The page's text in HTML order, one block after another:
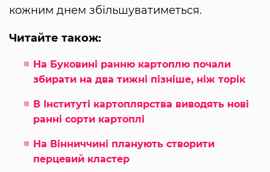
кожним днем ​​збільшуватиметься.
Читайте також:
На Буковині ранню картоплю почали
збирати на два тижні пізніше, ніж торік
В Інституті картоплярства виводять нові
ранні сорти картоплі
На Вінниччині планують створити
перцевий кластер